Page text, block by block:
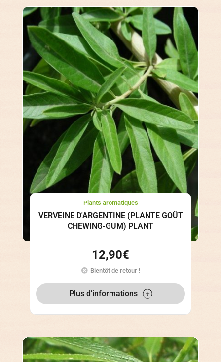
Plants aromatiques
VERVEINE D'ARGENTINE (PLANTE GOÛT
CHEWING-GUM) PLANT
12,90€
Bientôt de retour !
Plus d’informations